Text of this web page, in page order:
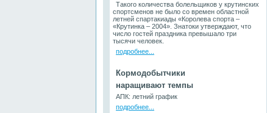
Такого количества болельщиков у крутинских
спортсменов не было со времен областной
летней спартакиады «Королева спорта –
«Крутинка – 2004». Знатоки утверждают, что
число гостей праздника превышало три
тысячи человек.
подробнее...
Кормодобытчики
наращивают темпы
АПК: летний график
подробнее...